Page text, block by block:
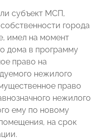
субъект МСП,
города
имел на момент
дома в программу
право на
нежилого
право
нежилого
ему по новому
на срок